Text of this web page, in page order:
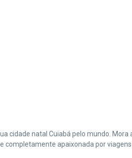
cidade natal Cuiabá pelo mundo.
completamente apaixonada por